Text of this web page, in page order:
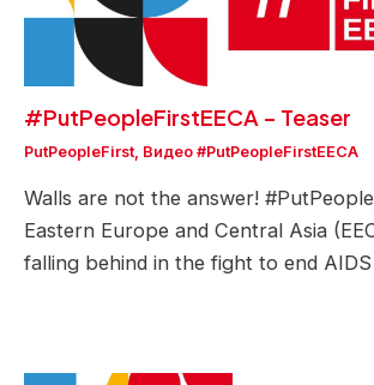
#PutPeopleFirstEECA – Teaser
PutPeopleFirst Видео #PutPeopleFirstEECA
Walls are not the answer!
Eastern Europe and Central Asia
falling behind in the fight to end